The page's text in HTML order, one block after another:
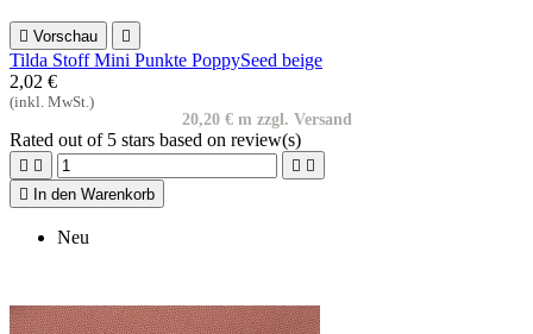
 Vorschau 
Tilda Stoff Mini Punkte PoppySeed beige
2,02 €
(inkl. MwSt.)
20,20 € m zzgl. Versand
Rated out of 5 stars based on review(s)
   

In den Warenkorb
Neu